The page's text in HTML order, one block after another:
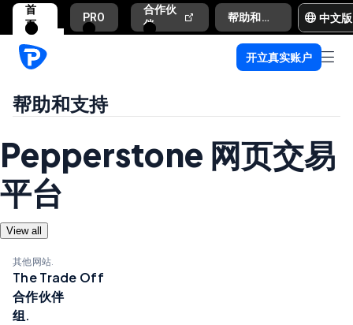
首
页
PRO
合作伙
伴
帮助和支持 中文版
开立真实账户
帮助和支持
Pepperstone 网页交易
平台
View all
其他网站.
The Trade Off
合作伙伴
组.